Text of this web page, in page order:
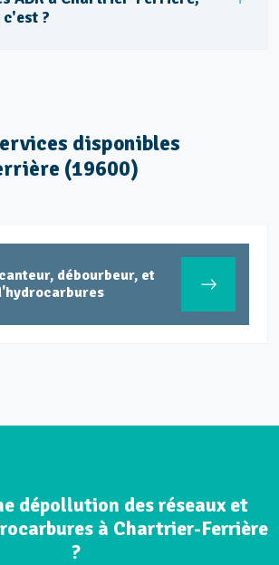
?
disponibles
(19600)
et ouvrages sites
dépollution des réseaux et
à Chartrier-Ferrière
?